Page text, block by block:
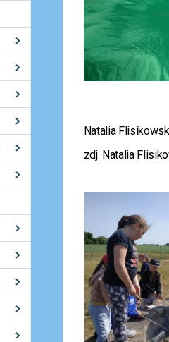
Natalia
zdj. Natalia